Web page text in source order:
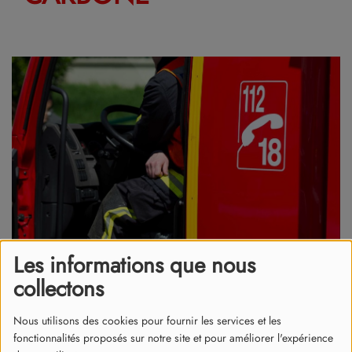
Les informations que nous
collectons
Nous utilisons des cookies pour fournir les services et les
fonctionnalités proposés sur notre site et pour améliorer l'expérience
09 avril 2025